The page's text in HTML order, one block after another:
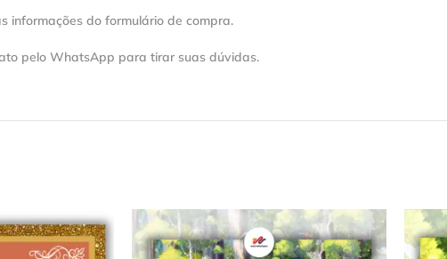
informações do formulário de compra.
pelo WhatsApp para tirar suas dúvidas.